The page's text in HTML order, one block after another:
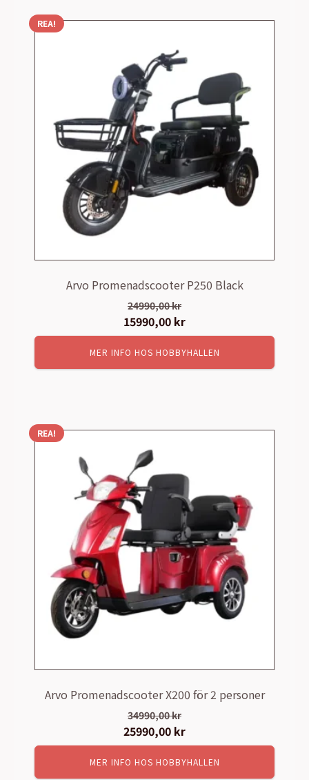
REA!
Arvo Promenadscooter P250 Black
24990,00kr
Det
ursprungliga
priset
var:
15990,00 kr
nuvarande
priset
är:
MER INFO HOS HOBBYHALLEN
REA!
Arvo Promenadscooter X200 för 2 personer
34990,00kr
Det
ursprungliga
priset
25990,00 kr
nuvarande
priset
MER INFO HOS HOBBYHALLEN